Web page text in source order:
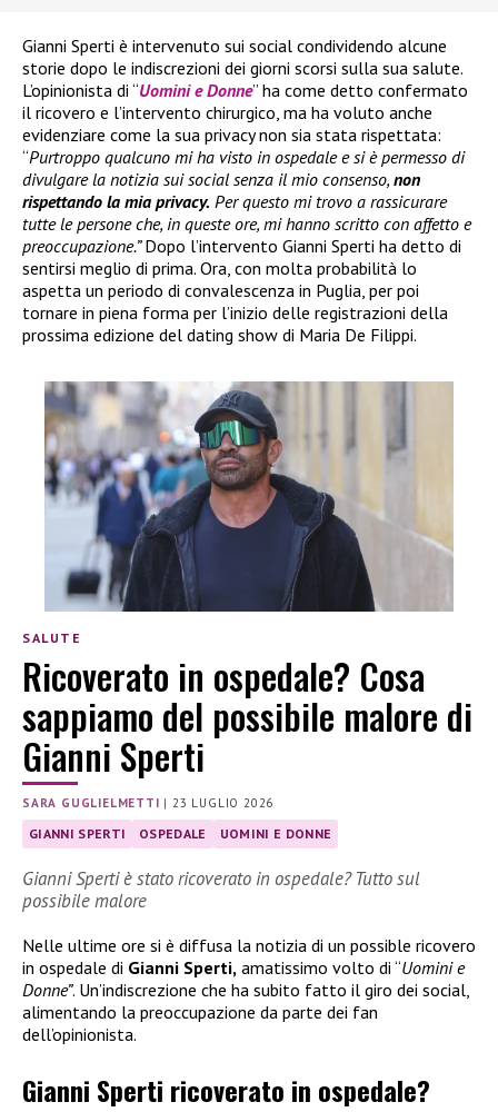
Gianni Sperti è intervenuto sui social condividendo alcune
storie dopo le indiscrezioni dei giorni scorsi sulla sua salute.
L’opinionista di “Uomini e Donne” ha come detto confermato
il ricovero e l’intervento chirurgico, ma ha voluto anche
evidenziare come la sua privacy non sia stata rispettata:
“Purtroppo qualcuno mi ha visto in ospedale e si è permesso di
divulgare la notizia sui social senza il mio consenso, non
rispettando la mia privacy. Per questo mi trovo a rassicurare
tutte le persone che, in queste ore, mi hanno scritto con affetto e
preoccupazione.”Dopo l’intervento Gianni Sperti ha detto di
sentirsi meglio di prima. Ora, con molta probabilità lo
aspetta un periodo di convalescenza in Puglia, per poi
tornare in piena forma per l’inizio delle registrazioni della
prossima edizione del dating show di Maria De Filippi.
SALUTE
Ricoverato in ospedale? Cosa
sappiamo del possibile malore di
Gianni Sperti
SARA GUGLIELMETTI |23 LUGLIO 2026
GIANNI SPERTI OSPEDALE UOMINI E DONNE
Gianni Sperti è stato ricoverato in ospedale? Tutto sul
possibile malore
Nelle ultime ore si è diffusa la notizia di un possible ricovero
in ospedale di Gianni Sperti, amatissimo volto di “Uomini e
Donne”. Un’indiscrezione che ha subito fatto il giro dei social,
alimentando la preoccupazione da parte dei fan
dell’opinionista.
Gianni Sperti ricoverato in ospedale?